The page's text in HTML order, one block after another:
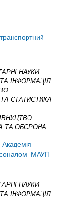
НАУКИ
ІНФОРМАЦІЯ
СТАТИСТИКА
ТА ОБОРОНА
Академія
МАУП
НАУКИ
ІНФОРМАЦІЯ